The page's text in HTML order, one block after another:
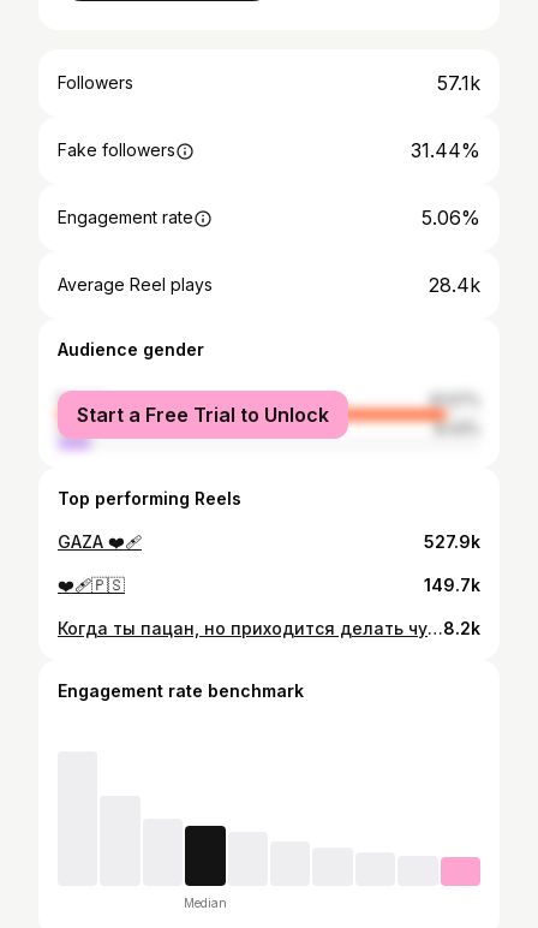
Followers 57.1k
Fake followers 31.44%
Engagement rate 5.06%
Average Reel plays 28.4k
Audience gender
female
91.57%
male
8.43%
Start a Free Trial to Unlock
Top performing Reels
GAZA ❤️‍🩹 527.9k
❤️‍🩹🇵🇸 149.7k
Когда ты пацан, но приходится делать чушпанские уроки🙂8.2k
Engagement rate benchmark
Median